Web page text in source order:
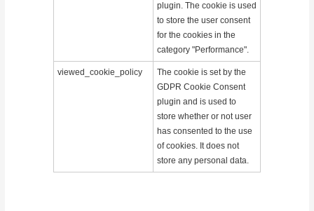
plugin. The cookie is used
to store the user consent
for the cookies in the
category "Performance".
viewed_cookie_policy
The cookie is set by the
GDPR Cookie Consent
plugin and is used to
store whether or not user
has consented to the use
of cookies. It does not
store any personal data.